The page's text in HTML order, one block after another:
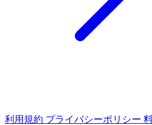
利用規約 プライバシーポリシー